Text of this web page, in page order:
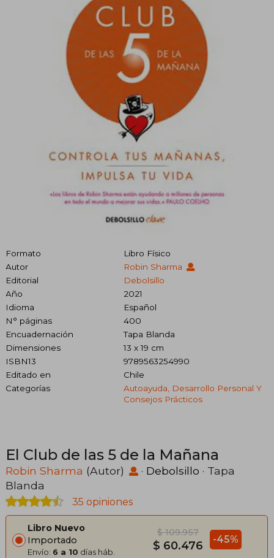
Formato
Libro Físico
Autor
Robin Sharma
Editorial
Debolsillo
Año
2021
Idioma
Español
N° páginas
400
Encuadernación
Tapa Blanda
Dimensiones
13 x 19 cm
ISBN13
9789563254990
Editado en
Chile
Categorías
Autoayuda, Desarrollo Personal Y
Consejos Prácticos
El Club de las 5 de la Mañana
Robin Sharma (Autor) · Debolsillo · Tapa
Blanda
35 opiniones
Libro Nuevo
Importado
Envío: 6 a 10 días háb.
$ 109.957
$ 60.476 -45%